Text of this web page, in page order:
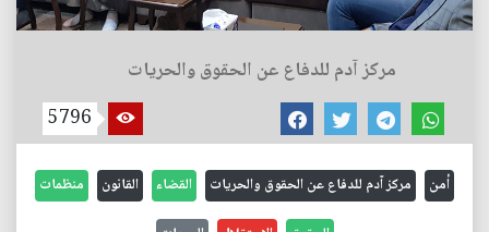
مركز آدم للدفاع عن الحقوق والحريات
5796
أمن مركز آدم للدفاع عن الحقوق والحريات القضاء القانون منظمات